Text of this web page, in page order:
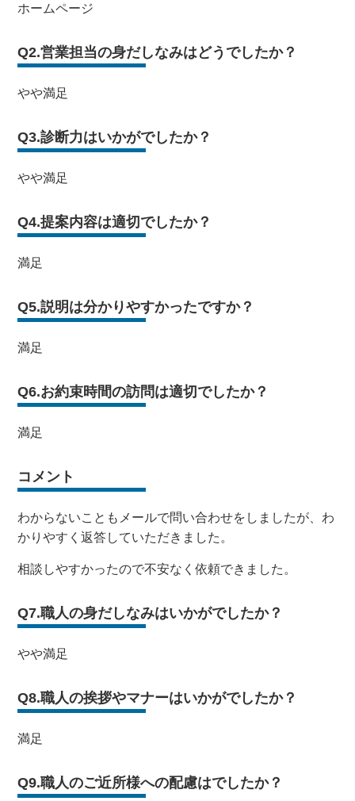
ホームページ
Q2.営業担当の身だしなみはどうでしたか？
やや満足
Q3.診断力はいかがでしたか？
やや満足
Q4.提案内容は適切でしたか？
満足
Q5.説明は分かりやすかったですか？
満足
Q6.お約束時間の訪問は適切でしたか？
満足
コメント
わからないこともメールで問い合わせをしましたが、わ
かりやすく返答していただきました。
相談しやすかったので不安なく依頼できました。
Q7.職人の身だしなみはいかがでしたか？
やや満足
Q8.職人の挨拶やマナーはいかがでしたか？
満足
Q9.職人のご近所様への配慮はでしたか？